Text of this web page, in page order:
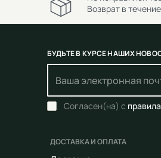
Возврат в
БУДЬТЕ В КУРСЕ НАШИХ
Согласен(на) с
ДОСТАВКА И ОПЛАТА